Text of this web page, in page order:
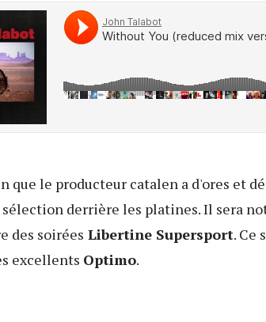
que le producteur catalen a d'ores et
sélection derrière les platines. Il sera
des soirées Libertine Supersport. Ce
excellents Optimo.